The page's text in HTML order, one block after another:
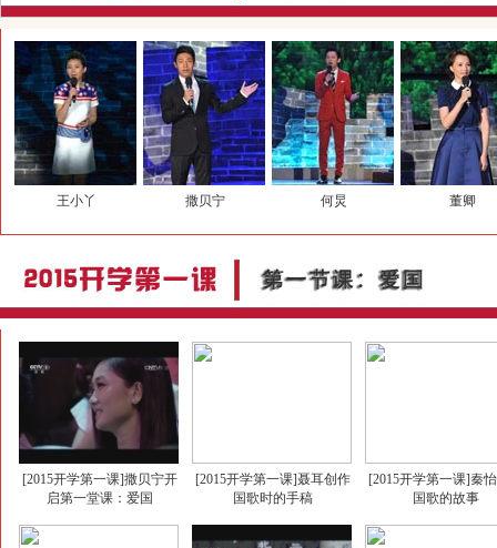
王小丫 撒贝宁 何炅 董卿
[2015开学第一课]撒贝宁开
启第一堂课：爱国
[2015开学第一课]聂耳创作
国歌时的手稿
[2015开学第一课]秦
国歌的故事